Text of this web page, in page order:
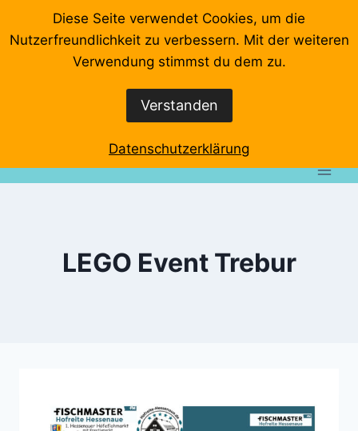
Inhalt
Startseite Videos Veranstaltungen Interviews
Event-Rundgänge
LEGO Event Trebur
Diese Seite verwendet Cookies, um die
Nutzerfreundlichkeit zu verbessern. Mit der weiteren
Verwendung stimmst du dem zu.
Verstanden
Datenschutzerklärung